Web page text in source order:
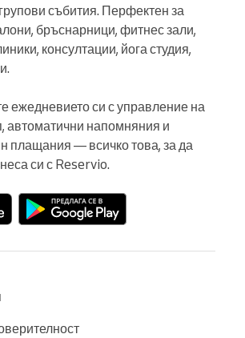
събития. Перфектен за
бръснарници, фитнес зали,
консултации, йога студия,
ежедневието си с управление на
автоматични напомняния и
плащания — всичко това, за да
си с Reservio.